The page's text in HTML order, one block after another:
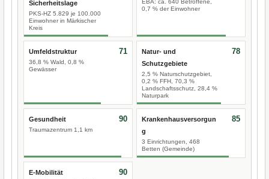
Sicherheitslage
PKS-HZ 5.829 je 100.000
Einwohner in Märkischer
Kreis
EBA: ca. 640 Betroffene,
0,7 % der Einwohner
Umfeldstruktur
36,8 % Wald, 0,8 %
Gewässer
71
Natur- und
Schutzgebiete
2,5 % Naturschutzgebiet,
0,2 % FFH, 70,3 %
Landschaftsschutz, 28,4 %
Naturpark
78
Gesundheit
Traumazentrum 1,1 km
90
Krankenhausversorgun
g
3 Einrichtungen, 468
Betten (Gemeinde)
85
E-Mobilität 90